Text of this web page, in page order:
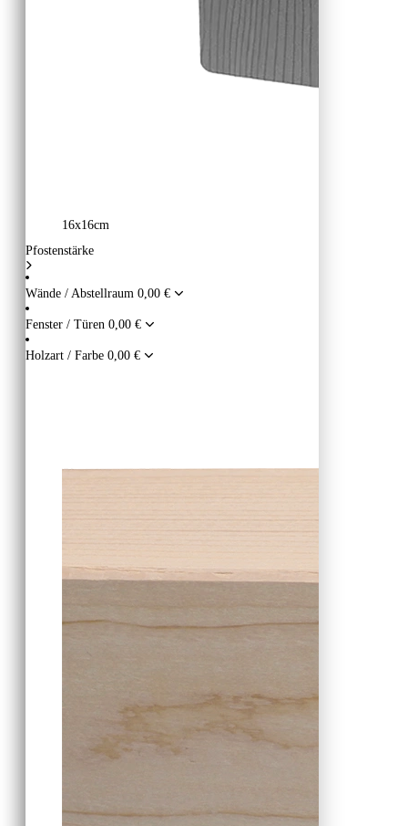
16x16cm
Pfostenstärke
Wände / Abstellraum 0,00 €
Fenster / Türen 0,00 €
Holzart / Farbe 0,00 €